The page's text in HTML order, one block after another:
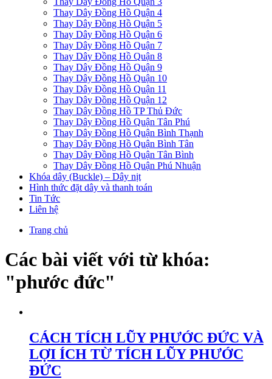
Thay Dây Đồng Hồ Quận 4
Thay Dây Đồng Hồ Quận 5
Thay Dây Đồng Hồ Quận 6
Thay Dây Đồng Hồ Quận 7
Thay Dây Đồng Hồ Quận 8
Thay Dây Đồng Hồ Quận 9
Thay Dây Đồng Hồ Quận 10
Thay Dây Đồng Hồ Quận 11
Thay Dây Đồng Hồ Quận 12
Thay Dây Đồng Hồ TP Thủ Đức
Thay Dây Đồng Hồ Quận Tân Phú
Thay Dây Đồng Hồ Quận Bình Thạnh
Thay Dây Đồng Hồ Quận Bình Tân
Thay Dây Đồng Hồ Quận Tân Bình
Thay Dây Đồng Hồ Quận Phú Nhuận
Khóa dây (Buckle) – Dây nịt
Hình thức đặt dây và thanh toán
Tin Tức
Liên hệ
Trang chủ
Các bài viết với từ khóa:
"phước đức"
CÁCH TÍCH LŨY PHƯỚC ĐỨC VÀ
LỢI ÍCH TỪ TÍCH LŨY PHƯỚC
ĐỨC